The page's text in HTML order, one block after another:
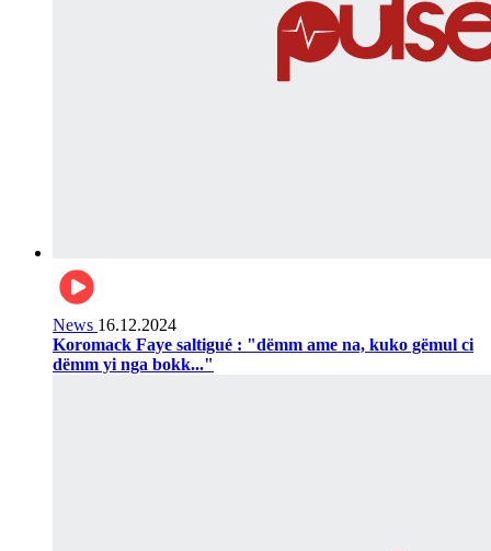
News 16.12.2024
Koromack Faye saltigué : "dëmm ame na, kuko gëmul ci
dëmm yi nga bokk..."